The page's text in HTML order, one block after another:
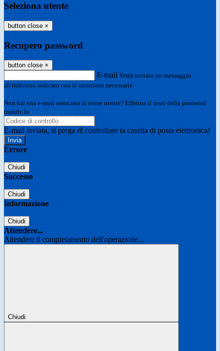
Seleziona utente
button close ×
Recupero password
button close ×
E-mail Verrà inviato un messaggio
all'indirizzo indicato con le istruzioni necessarie.
Non hai una e-mail associata al nome utente? Effettua il reset della password
tramite la
E-mail inviata, si prega di controllare la casella di posta elettronica!
Errore
Chiudi
Successo
Chiudi
Informazione
Chiudi
Attendere...
Attendere il completamento dell'operazione...
Chiudi